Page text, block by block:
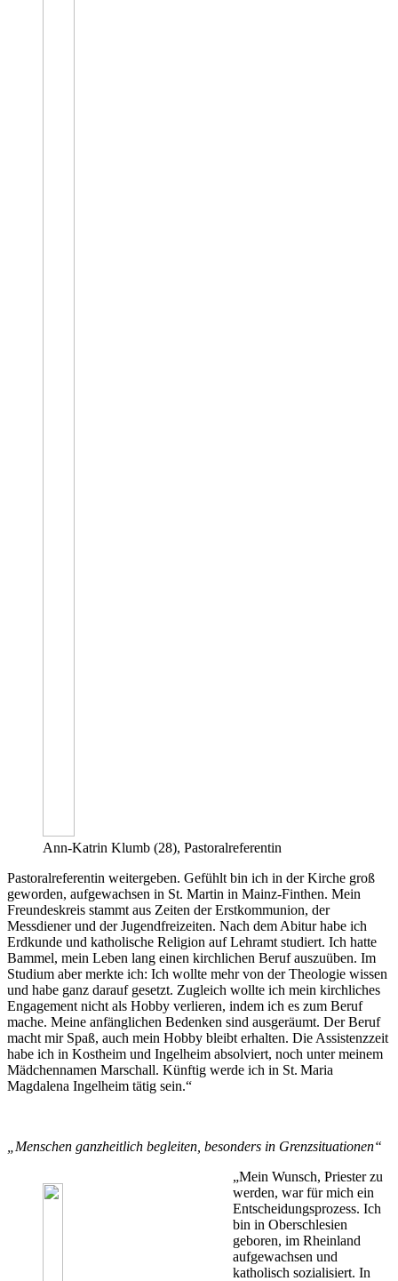
Ann-Katrin Klumb (28), Pastoralreferentin
Pastoralreferentin weitergeben. Gefühlt bin ich in der Kirche groß
geworden, aufgewachsen in St. Martin in Mainz-Finthen. Mein
Freundeskreis stammt aus Zeiten der Erstkommunion, der
Messdiener und der Jugendfreizeiten. Nach dem Abitur habe ich
Erdkunde und katholische Religion auf Lehramt studiert. Ich hatte
Bammel, mein Leben lang einen kirchlichen Beruf auszuüben. Im
Studium aber merkte ich: Ich wollte mehr von der Theologie wissen
und habe ganz darauf gesetzt. Zugleich wollte ich mein kirchliches
Engagement nicht als Hobby verlieren, indem ich es zum Beruf
mache. Meine anfänglichen Bedenken sind ausgeräumt. Der Beruf
macht mir Spaß, auch mein Hobby bleibt erhalten. Die Assistenzzeit
habe ich in Kostheim und Ingelheim absolviert, noch unter meinem
Mädchennamen Marschall. Künftig werde ich in St. Maria
Magdalena Ingelheim tätig sein.“
„Menschen ganzheitlich begleiten, besonders in Grenzsituationen“
„Mein Wunsch, Priester zu
werden, war für mich ein
Entscheidungsprozess. Ich
bin in Oberschlesien
geboren, im Rheinland
aufgewachsen und
katholisch sozialisiert. In